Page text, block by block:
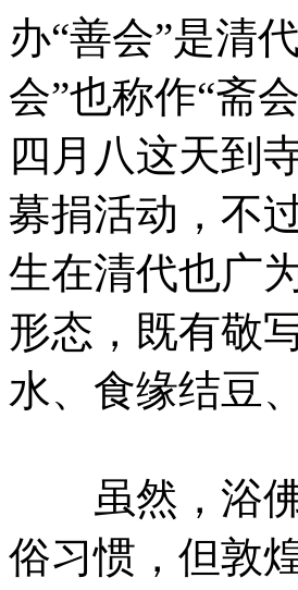
办“善会”是清
会”也称作“斋
四月八这天到
募捐活动，不
生在清代也广
形态，既有敬
水、食缘结豆
虽然，浴佛
俗习惯，但敦